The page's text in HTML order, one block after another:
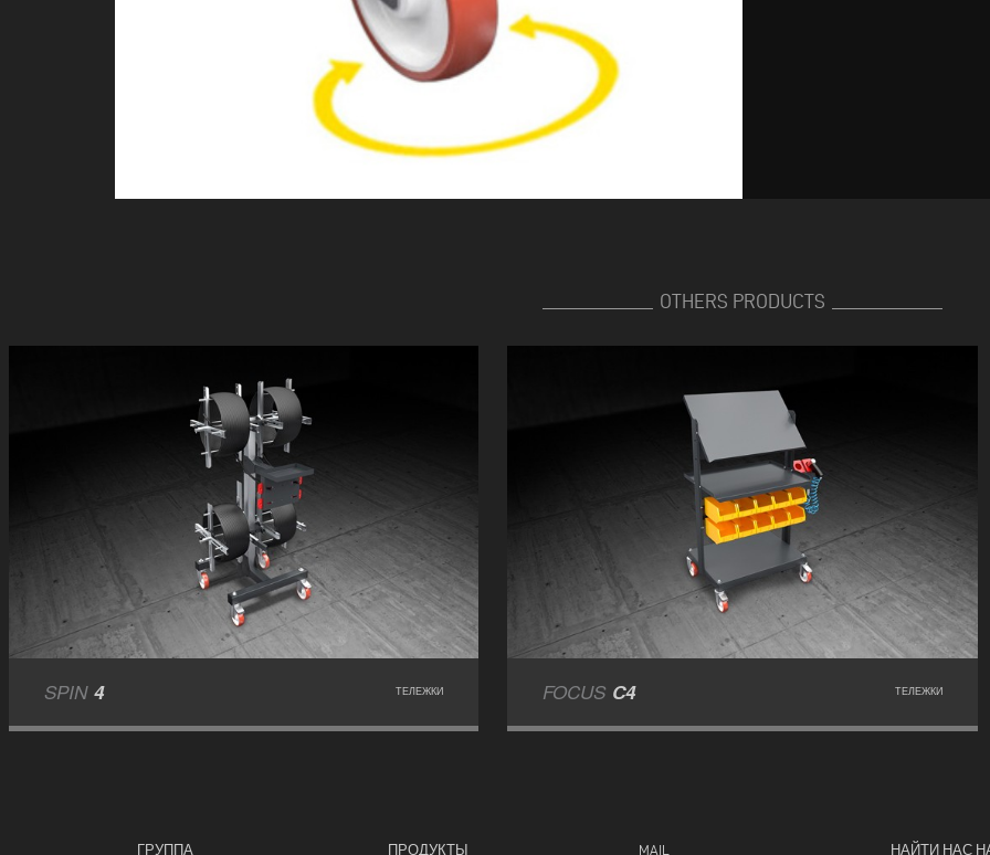
OTHERS PRODUCTS
SPIN 4 ТЕЛЕЖКИ FOCUS C4 ТЕЛЕЖКИ
ГРУППА ПРОДУКТЫ MAIL НАЙТИ НАС